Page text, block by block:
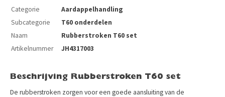
Categorie
Aardappelhandling
Subcategorie
T60 onderdelen
Naam
Rubberstroken T60 set
Artikelnummer
JH4317003
Beschrijving Rubberstroken T60 set
De rubberstroken zorgen voor een goede aansluiting van de